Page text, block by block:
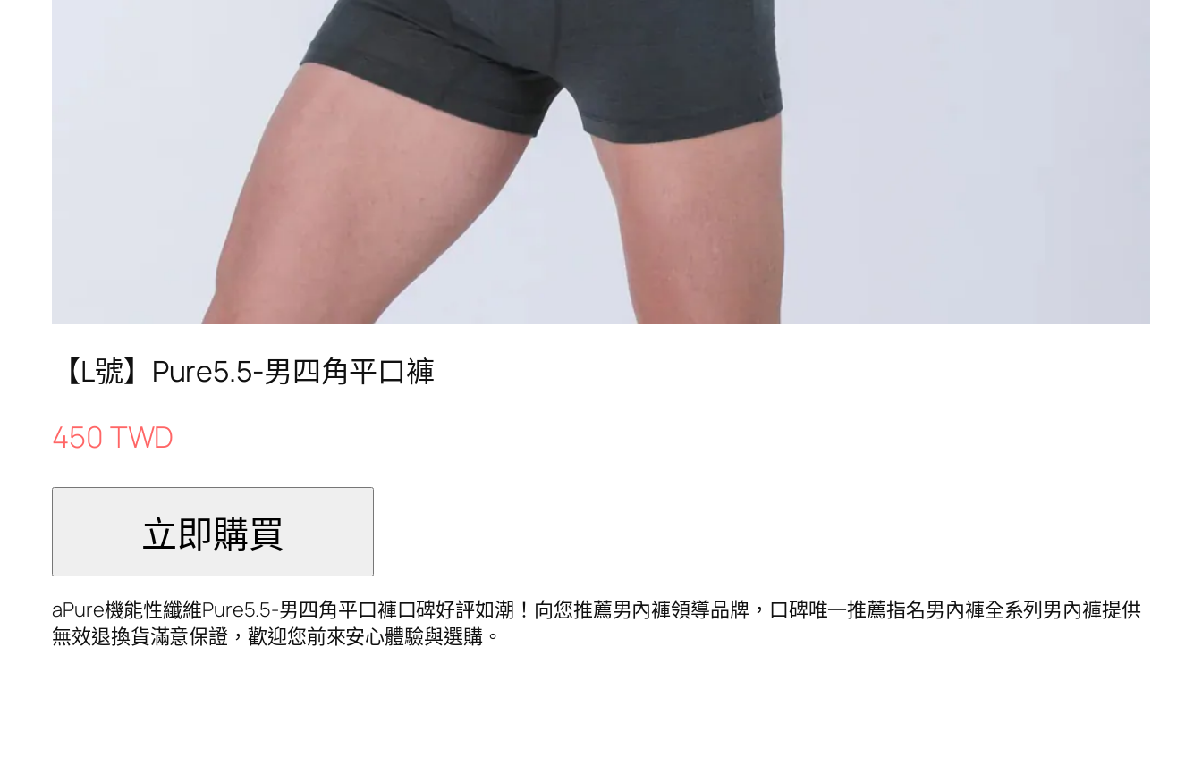
【L號】Pure5.5-男四角平口褲
450 TWD
aPure機能性纖維Pure5.5-男四角平口褲口碑好評如潮！向您推薦男內褲領導品牌，口碑唯一推薦指名男內褲全系列男內褲提供
無效退換貨滿意保證，歡迎您前來安心體驗與選購。